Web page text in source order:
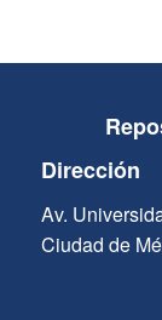
Dirección
Av.
Ciudad de